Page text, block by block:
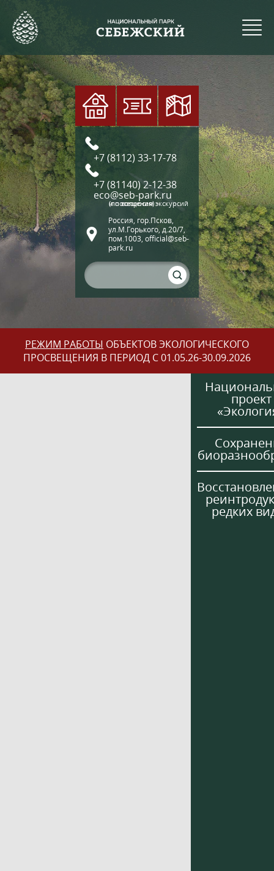
+7 (8112) 33-17-78
+7 (81140) 2-12-38
eco@seb-park.ru
(по вопросам экскурсий и посещения)
Россия, гор.Псков,
ул.М.Горького, д.20/7,
пом.1003, official@seb-
park.ru
РЕЖИМ РАБОТЫ ОБЪЕКТОВ ЭКОЛОГИЧЕСКОГО
ПРОСВЕЩЕНИЯ В ПЕРИОД С 01.05.26-30.09.2026
проект
редких